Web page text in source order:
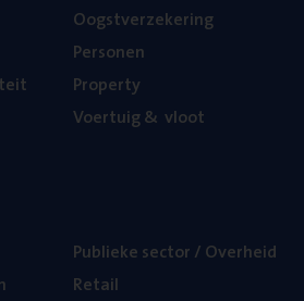
Oogst­ver­ze­ke­ring
Per­so­nen
Pro­per­ty
Voer­tuig& vloot
Publie­ke sec­tor / Overheid
Retail